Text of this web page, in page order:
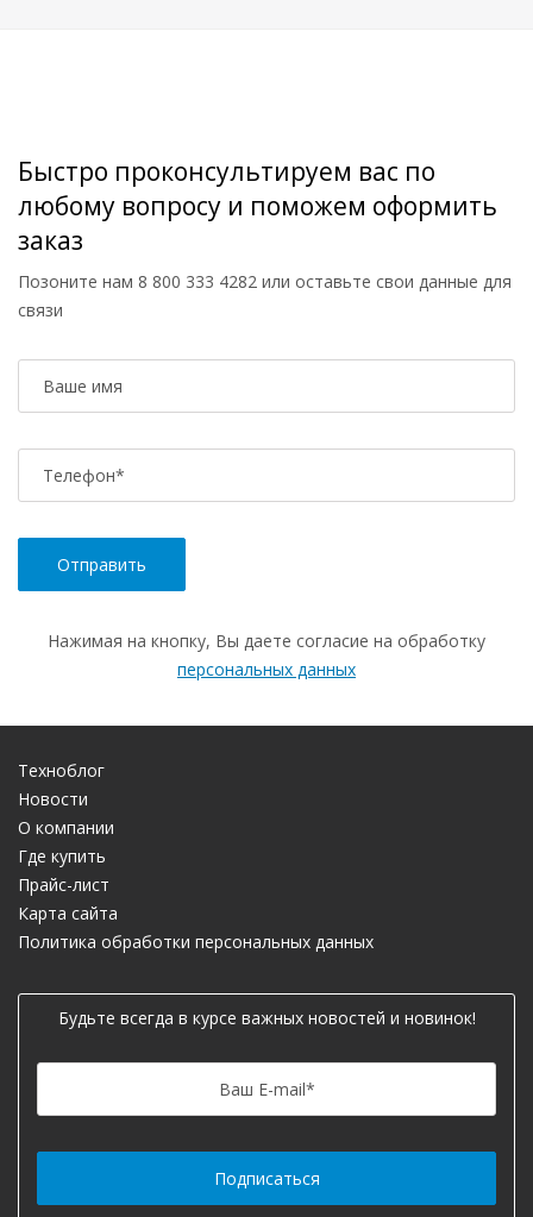
Быстро проконсультируем вас по
любому вопросу и поможем оформить
заказ
Позоните нам 8 800 333 4282 или оставьте свои данные для
связи
Ваше имя
Телефон*
Нажимая на кнопку, Вы даете согласие на обработку
персональных данных
Техноблог
Новости
О компании
Где купить
Прайс-лист
Карта сайта
Политика обработки персональных данных
Будьте всегда в курсе важных новостей и новинок!
Ваш E-mail*